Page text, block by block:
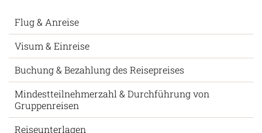
Flug & Anreise
Visum & Einreise
Buchung & Bezahlung des Reisepreises
Mindestteilnehmerzahl & Durchführung von
Gruppenreisen
Reiseunterlagen